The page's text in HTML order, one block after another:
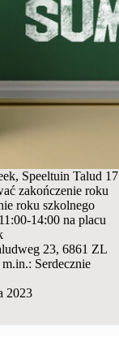
Speeltuin Talud 17
zakończenie roku
roku szkolnego
14:00 na placu
23, 6861 ZL
Serdecznie
2023